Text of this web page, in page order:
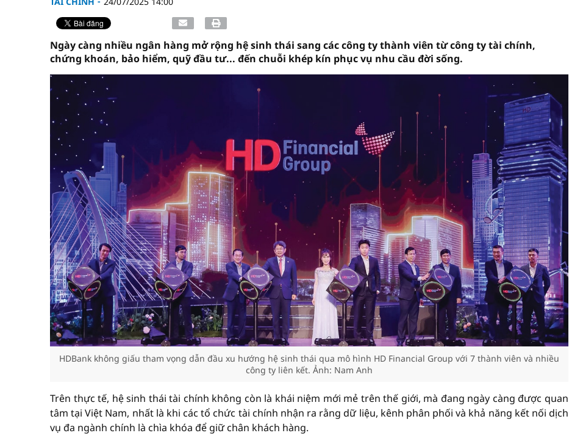
Ngày càng nhiều ngân hàng mở rộng hệ sinh thái sang các công ty thành viên từ công ty tài chính,
chứng khoán, bảo hiểm, quỹ đầu tư... đến chuỗi khép kín phục vụ nhu cầu đời sống.
HDBank không giấu tham vọng dẫn đầu xu hướng hệ sinh thái qua mô hình HD Financial Group với 7 thành viên và nhiều
công ty liên kết. Ảnh: Nam Anh
Trên thực tế, hệ sinh thái tài chính không còn là khái niệm mới mẻ trên thế giới, mà đang ngày càng được quan
tâm tại Việt Nam, nhất là khi các tổ chức tài chính nhận ra rằng dữ liệu, kênh phân phối và khả năng kết nối dịch
vụ đa ngành chính là chìa khóa để giữ chân khách hàng.